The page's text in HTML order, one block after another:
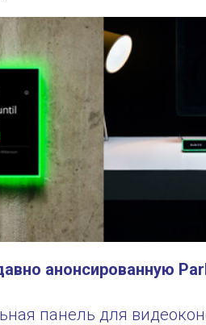
анонсированную
панель для